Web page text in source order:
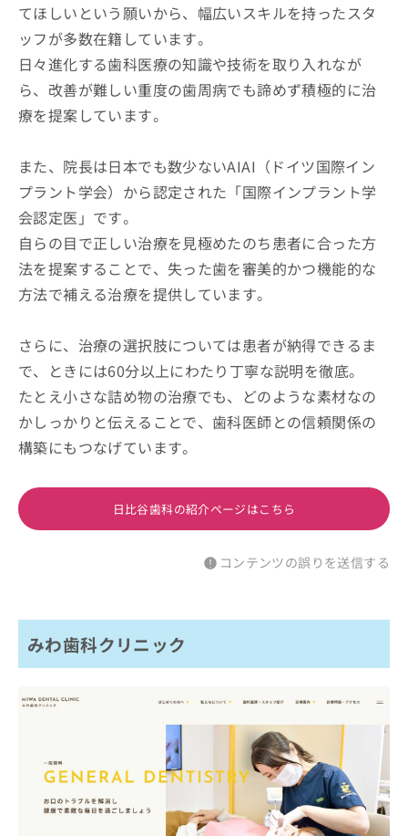
てほしいという願いから、幅広いスキルを持ったスタ
ッフが多数在籍しています。
日々進化する歯科医療の知識や技術を取り入れなが
ら、改善が難しい重度の歯周病でも諦めず積極的に治
療を提案しています。
また、院長は日本でも数少ないAIAI（ドイツ国際イン
プラント学会）から認定された「国際インプラント学
会認定医」です。
自らの目で正しい治療を見極めたのち患者に合った方
法を提案することで、失った歯を審美的かつ機能的な
方法で補える治療を提供しています。
さらに、治療の選択肢については患者が納得できるま
で、ときには60分以上にわたり丁寧な説明を徹底。
たとえ小さな詰め物の治療でも、どのような素材なの
かしっかりと伝えることで、歯科医師との信頼関係の
構築にもつなげています。
日比谷歯科の紹介ページはこちら
コンテンツの誤りを送信する
みわ歯科クリニック